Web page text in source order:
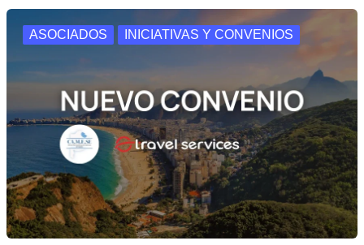
ASOCIADOS INICIATIVAS Y CONVENIOS